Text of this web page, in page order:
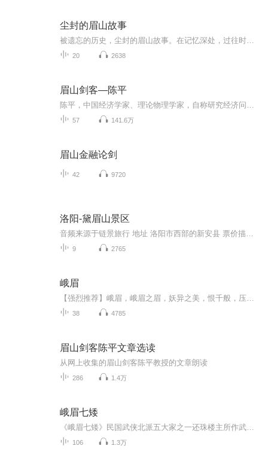
尘封的眉山故事
20 2638
眉山剑客—陈平
57 141.6万
眉山金融论剑
42 9720
洛阳-黛眉山景区
9 2765
峨眉
38 4785
眉山剑客陈平文章选读
从网上收集的眉山剑客陈平教授的文章朗读
286 1.4万
峨眉七矮
106 1.3万